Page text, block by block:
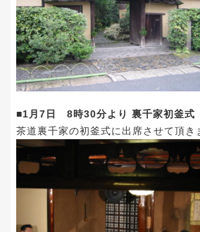
■1月7日 8時30分より 裏千家初釜式
茶道裏千家の初釜式に出席させて頂き